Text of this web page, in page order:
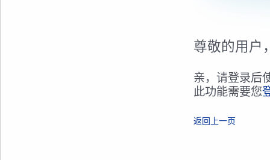
尊敬的用户
亲，请登录后
此功能需要您
返回上一页